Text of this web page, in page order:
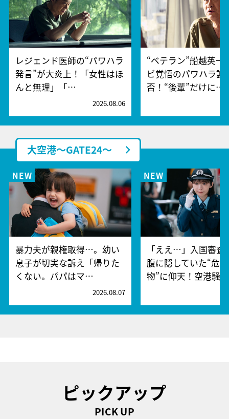
レジェンド医師の“パワハラ
発言”が大炎上！「女性はほ
んと無理」「…
2026.08.06
“ベテラン”船越英一
ビ覚悟のパワハラ謝
否！“後輩”だけに…
大空港～GATE24～
暴力夫が親権取得…。幼い
息子が切実な訴え「帰りた
くない。パパはマ…
2026.08.07
「ええ…」入国審査
腹に隠していた“危
物”に仰天！空港騒
ピックアップ
PICK UP